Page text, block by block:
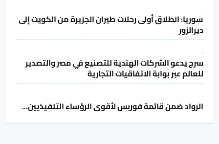
سوريا: انطلاق أولى رحلات طيران الجزيرة من الكويت إلى
ديرالزور
سرج يدعو الشركات الهندية للتصنيع في مصر والتصدير
للعالم عبر بوابة الاتفاقيات التجارية
الرواد ضمن قائمة فوربس لأقوى الرؤساء التنفيذيين...